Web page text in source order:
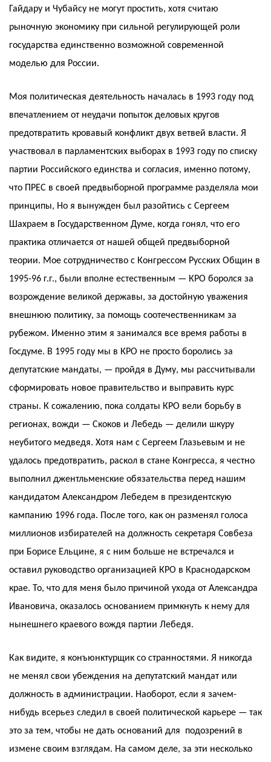
Гайдару и Чубайсу не могут простить, хотя считаю
рыночную экономику при сильной регулирующей роли
государства единственно возможной современной
моделью для России.
Моя политическая деятельность началась в 1993 году под
впечатлением от неудачи попыток деловых кругов
предотвратить кровавый конфликт двух ветвей власти. Я
участвовал в парламентских выборах в 199З году по списку
партии Российского единства и согласия, именно потому,
что ПРЕС в своей предвыборной программе разделяла мои
принципы, Но я вынужден был разойтись с Сергеем
Шахраем в Государственном Думе, когда гонял, что его
практика отличается от нашей общей предвыборной
теории. Мое сотрудничество с Конгрессом Русских Общин в
1995-96 г.г., были вполне естественным — КРО боролся за
возрождение великой державы, за достойную уважения
внешнюю политику, за помощь соотечественникам за
рубежом. Именно этим я занимался все время работы в
Госдуме. В 1995 году мы в КРО не просто боролись за
депутатские мандаты, — пройдя в Думу, мы рассчитывали
сформировать новое правительство и выправить курс
страны. К сожалению, пока солдаты КРО вели борьбу в
регионах, вожди — Скоков и Лебедь — делили шкуру
неубитого медведя. Хотя нам с Сергеем Глазьевым и не
удалось предотвратить, раскол в стане Конгресса, я честно
выполнил джентльменские обязательства перед нашим
кандидатом Александром Лебедем в президентскую
кампанию 1996 года. После того, как он разменял голоса
миллионов избирателей на должность секретаря Совбеза
при Борисе Ельцине, я с ним больше не встречался и
оставил руководство организацией КРО в Краснодарском
крае. То, что для меня было причиной ухода от Александра
Ивановича, оказалось основанием примкнуть к нему для
нынешнего краевого вождя партии Лебедя.
Как видите, я конъюнктурщик со странностями. Я никогда
не менял свои убеждения на депутатский мандат или
должность в администрации. Наоборот, если я зачем-
нибудь всерьез следил в своей политической карьере — так
это за тем, чтобы не дать оснований для подозрений в
измене своим взглядам. На самом деле, за эти несколько